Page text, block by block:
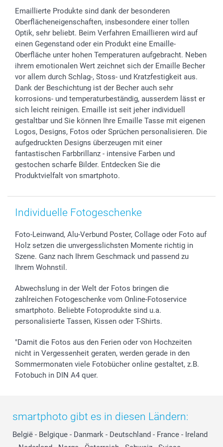
Sticker & Etiketten
Geschenk-Gutscheine (PDF)
Presse
Partnerprogramme
Investor Relations
B2B smartbusiness
Widerrufsrecht
Kommunion & Konfirmation
Hochzeit
Geburtstag
Geburt
Zu allen Anlässen
Lieferfristen
72h Lieferung
Zahlungsmöglichkeiten
Sitemap
Status der Bestellung
smartfriends
smartgarantie
smartbonus
Emaillierte Produkte sind dank der besonderen
Oberflächeneigenschaften, insbesondere einer tollen
Optik, sehr beliebt. Beim Verfahren Emaillieren wird auf
einen Gegenstand oder ein Produkt eine Emaille-
Oberfläche unter hohen Temperaturen aufgebracht. Neben
ihrem emotionalen Wert zeichnet sich der Emaille Becher
vor allem durch Schlag-, Stoss- und Kratzfestigkeit aus.
Dank der Beschichtung ist der Becher auch sehr
korrosions- und temperaturbeständig, ausserdem lässt er
sich leicht reinigen. Emaille ist seit jeher individuell
gestaltbar und Sie können Ihre Emaille Tasse mit eigenen
Logos, Designs, Fotos oder Sprüchen personalisieren. Die
aufgedruckten Designs überzeugen mit einer
fantastischen Farbbrillanz - intensive Farben und
gestochen scharfe Bilder. Entdecken Sie die
Produktvielfalt von smartphoto.
Individuelle Fotogeschenke
Foto-Leinwand, Alu-Verbund Poster, Collage oder Foto auf
Holz setzen die unvergesslichsten Momente richtig in
Szene. Ganz nach Ihrem Geschmack und passend zu
Ihrem Wohnstil.
Abwechslung in der Welt der Fotos bringen die
zahlreichen Fotogeschenke vom Online-Fotoservice
smartphoto. Beliebte Fotoprodukte sind u.a.
personalisierte Tassen, Kissen oder T-Shirts.
"Damit die Fotos aus den Ferien oder von Hochzeiten
nicht in Vergessenheit geraten, werden gerade in den
Sommermonaten viele Fotobücher online gestaltet, z.B.
Fotobuch in DIN A4 quer.
smartphoto gibt es in diesen Ländern:
België - Belgique - Danmark - Deutschland - France - Ireland